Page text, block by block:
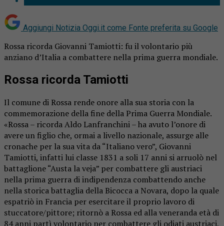
Aggiungi Notizia Oggi.it come Fonte preferita su Google
Rossa ricorda Giovanni Tamiotti: fu il volontario più
anziano d’Italia a combattere nella prima guerra mondiale.
Rossa ricorda Tamiotti
Il comune di Rossa rende onore alla sua storia con la
commemorazione della fine della Prima Guerra Mondiale.
«Rossa – ricorda Aldo Lanfranchini – ha avuto l’onore di
avere un figlio che, ormai a livello nazionale, assurge alle
cronache per la sua vita da “Italiano vero”, Giovanni
Tamiotti, infatti lui classe 1831 a soli 17 anni si arruolò nel
battaglione “Austa la veja” per combattere gli austriaci
nella prima guerra di indipendenza combattendo anche
nella storica battaglia della Bicocca a Novara, dopo la quale
espatriò in Francia per esercitare il proprio lavoro di
stuccatore/pittore; ritornò a Rossa ed alla veneranda età di
84 anni partì volontario per combattere gli odiati austriaci,